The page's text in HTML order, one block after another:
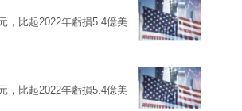
，比起2022年虧損5.4億美
，比起2022年虧損5.4億美